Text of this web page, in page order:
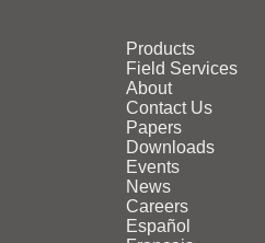
Products
Field Services
About
Contact Us
Papers
Downloads
Events
News
Careers
Español